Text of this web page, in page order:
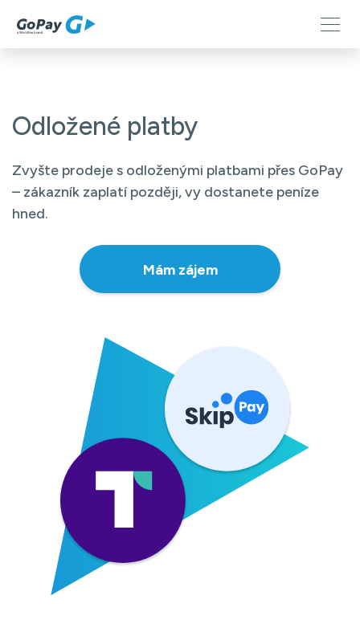
Odložené platby
Zvyšte prodeje s odloženými platbami přes GoPay
– zákazník zaplatí později, vy dostanete peníze
hned.
Mám zájem